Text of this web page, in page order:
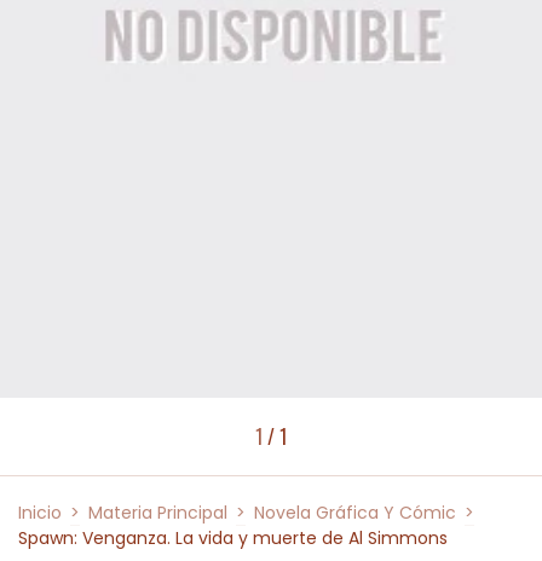
1 /1
Inicio > Materia Principal > Novela Gráfica Y Cómic >
Spawn: Venganza. La vida y muerte de Al Simmons